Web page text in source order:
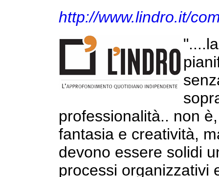
http://www.lindro.it/
professionalità.. non
fantasia e creatività,
devono essere solidi
processi organizzativi